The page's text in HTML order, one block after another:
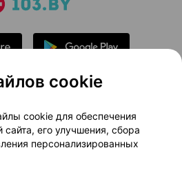
Новости проекта
Медицинский маркетинг
договор
Доставка
cookie
cookie для обеспечения
сайта, его улучшения, сбора
персонализированных